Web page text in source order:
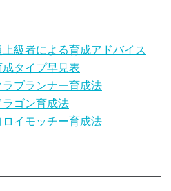
級者による育成アドバイス
タイプ早見表
ブランナー育成法
ゴン育成法
イモッチー育成法